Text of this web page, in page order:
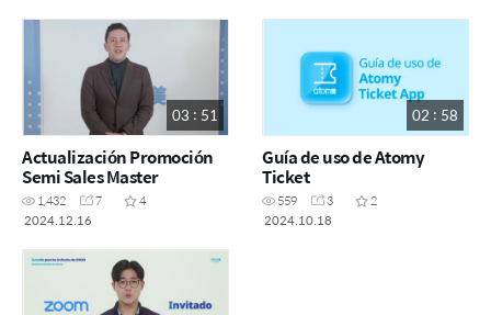
03 : 51
Actualización Promoción
Semi Sales Master
1,432 7
4
2024.12.16
02 : 58
Guía de uso de Atomy
Ticket
559 3
2
2024.10.18